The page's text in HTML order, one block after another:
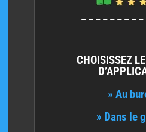
CHOISISSEZ
» Au
» Dans le